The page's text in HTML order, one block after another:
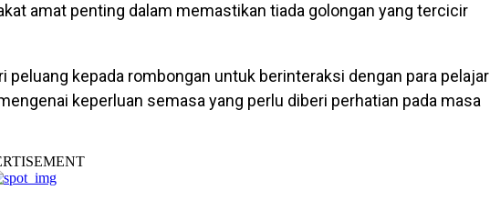
amat penting dalam memastikan tiada golongan yang tercicir
kepada rombongan untuk berinteraksi dengan para pelajar
keperluan semasa yang perlu diberi perhatian pada masa